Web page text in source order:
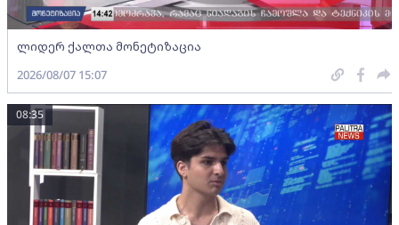
ლიდერ ქალთა მონეტიზაცია
2026/08/07 15:07
08:35